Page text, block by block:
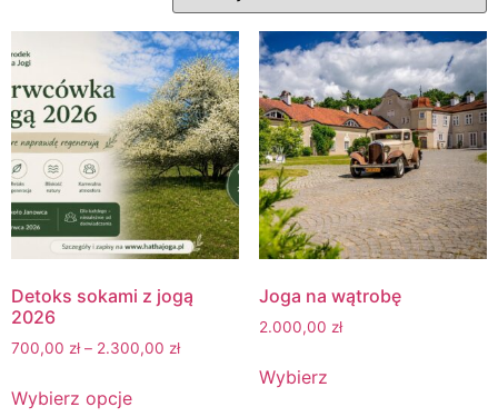
Detoks sokami z jogą
2026
700,00 zł – 2.300,00 zł
Wybierz opcje
Joga na wątrobę
2.000,00 zł
Wybierz